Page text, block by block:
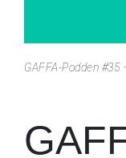
GAFFA-Podden